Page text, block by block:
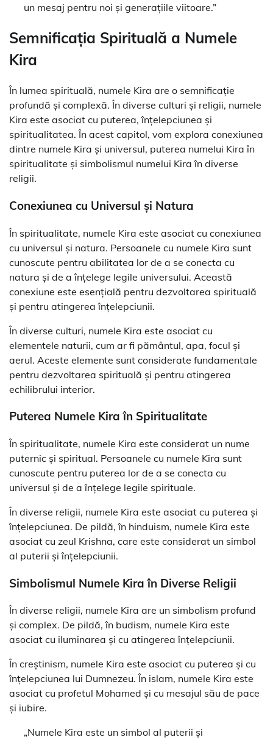
un mesaj pentru noi și generațiile viitoare.”
Semnificația Spirituală a Numele
Kira
În lumea spirituală, numele Kira are o semnificație
profundă și complexă. În diverse culturi și religii, numele
Kira este asociat cu puterea, înțelepciunea și
spiritualitatea. În acest capitol, vom explora conexiunea
dintre numele Kira și universul, puterea numelui Kira în
spiritualitate și simbolismul numelui Kira în diverse
religii.
Conexiunea cu Universul și Natura
În spiritualitate, numele Kira este asociat cu conexiunea
cu universul și natura. Persoanele cu numele Kira sunt
cunoscute pentru abilitatea lor de a se conecta cu
natura și de a înțelege legile universului. Această
conexiune este esențială pentru dezvoltarea spirituală
și pentru atingerea înțelepciunii.
În diverse culturi, numele Kira este asociat cu
elementele naturii, cum ar fi pământul, apa, focul și
aerul. Aceste elemente sunt considerate fundamentale
pentru dezvoltarea spirituală și pentru atingerea
echilibrului interior.
Puterea Numele Kira în Spiritualitate
În spiritualitate, numele Kira este considerat un nume
puternic și spiritual. Persoanele cu numele Kira sunt
cunoscute pentru puterea lor de a se conecta cu
universul și de a înțelege legile spirituale.
În diverse religii, numele Kira este asociat cu puterea și
înțelepciunea. De pildă, în hinduism, numele Kira este
asociat cu zeul Krishna, care este considerat un simbol
al puterii și înțelepciunii.
Simbolismul Numele Kira în Diverse Religii
În diverse religii, numele Kira are un simbolism profund
și complex. De pildă, în budism, numele Kira este
asociat cu iluminarea și cu atingerea înțelepciunii.
În creștinism, numele Kira este asociat cu puterea și cu
înțelepciunea lui Dumnezeu. În islam, numele Kira este
asociat cu profetul Mohamed și cu mesajul său de pace
și iubire.
„Numele Kira este un simbol al puterii și